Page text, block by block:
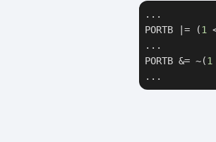
...
PORTB |= (1
...
PORTB &= ~(1
...